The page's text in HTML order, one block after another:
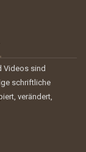
Videos sind
schriftliche
verändert,